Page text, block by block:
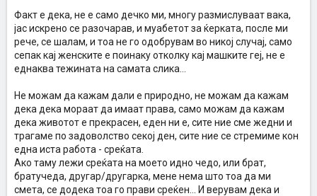
Факт е дека, не е само дечко ми, многу размислуваат вака,
јас искрено се разочарав, и муабетот за ќерката, после ми
рече, се шалам, и тоа не го одобрувам во никој случај, само
сепак кај женските е поинаку отколку кај машките геј, не е
еднаква тежината на самата слика...
Не можам да кажам дали е природно, не можам да кажам
дека дека мораат да имаат права, само можам да кажам
дека животот е прекрасен, еден ни е, сите ние сме жедни и
трагаме по задоволство секој ден, сите ние се стремиме кон
една иста работа - среќата.
Ако таму лежи среќата на моето идно чедо, или брат,
братучеда, другар/другарка, мене нема што тоа да ми
смета, се додека тоа го прави среќен... И верувам дека и